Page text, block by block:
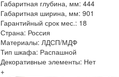
Габаритная глубина, мм: 444
Габаритная ширина, мм: 901
Гарантийный срок мес.: 18
Страна: Россия
Материалы: ЛДСП/МДФ
Тип шкафа: Распашной
Декоративные элементы: Нет
+